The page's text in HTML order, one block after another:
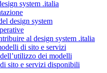
system .italia
design system
al design system .italia
di sito e servizi
dei modelli
sito e servizi disponibili